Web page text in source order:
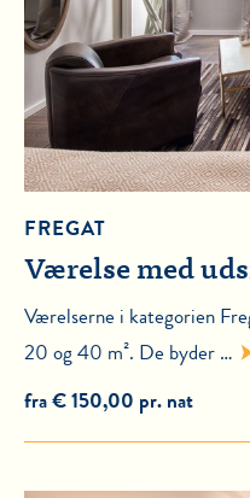
FREGAT
Værelse med
Værelserne i kategorien
20 og 40 m². De byder …
fra € 150,00 pr. nat